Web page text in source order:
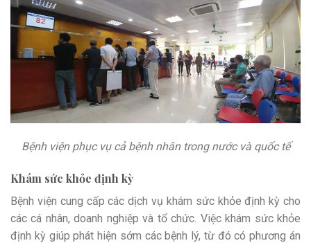
Bệnh viện phục vụ cả bệnh nhân trong nước và quốc tế
Khám sức khỏe định kỳ
Bệnh viện cung cấp các dịch vụ khám sức khỏe định kỳ cho
các cá nhân, doanh nghiệp và tổ chức. Việc khám sức khỏe
định kỳ giúp phát hiện sớm các bệnh lý, từ đó có phương án